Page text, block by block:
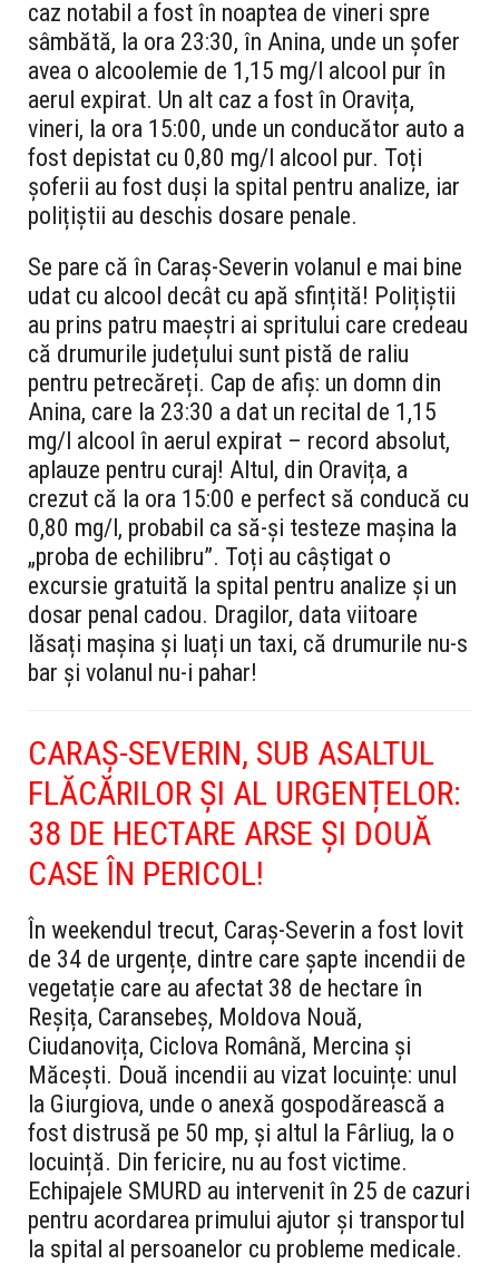
caz notabil a fost în noaptea de vineri spre
sâmbătă, la ora 23:30, în Anina, unde un șofer
avea o alcoolemie de 1,15 mg/l alcool pur în
aerul expirat. Un alt caz a fost în Oravița,
vineri, la ora 15:00, unde un conducător auto a
fost depistat cu 0,80 mg/l alcool pur. Toți
șoferii au fost duși la spital pentru analize, iar
polițiștii au deschis dosare penale.
Se pare că în Caraș-Severin volanul e mai bine
udat cu alcool decât cu apă sfințită! Polițiștii
au prins patru maeștri ai spritului care credeau
că drumurile județului sunt pistă de raliu
pentru petrecăreți. Cap de afiș: un domn din
Anina, care la 23:30 a dat un recital de 1,15
mg/l alcool în aerul expirat – record absolut,
aplauze pentru curaj! Altul, din Oravița, a
crezut că la ora 15:00 e perfect să conducă cu
0,80 mg/l, probabil ca să-și testeze mașina la
„proba de echilibru”. Toți au câștigat o
excursie gratuită la spital pentru analize și un
dosar penal cadou. Dragilor, data viitoare
lăsați mașina și luați un taxi, că drumurile nu-s
bar și volanul nu-i pahar!
CARAȘ-SEVERIN, SUB ASALTUL
FLĂCĂRILOR ȘI AL URGENȚELOR:
38 DE HECTARE ARSE ȘI DOUĂ
CASE ÎN PERICOL!
În weekendul trecut, Caraș-Severin a fost lovit
de 34 de urgențe, dintre care șapte incendii de
vegetație care au afectat 38 de hectare în
Reșița, Caransebeș, Moldova Nouă,
Ciudanovița, Ciclova Română, Mercina și
Măcești. Două incendii au vizat locuințe: unul
la Giurgiova, unde o anexă gospodărească a
fost distrusă pe 50 mp, și altul la Fârliug, la o
locuință. Din fericire, nu au fost victime.
Echipajele SMURD au intervenit în 25 de cazuri
pentru acordarea primului ajutor și transportul
la spital al persoanelor cu probleme medicale.